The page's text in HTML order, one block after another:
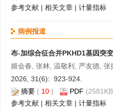
参考文献 | 相关文章 | 计量指标
病例报道
布-加综合征合并PKHD1基因突
姬会春, 张林, 温敬利, 严友德, 张
2026, 31(6): 923-924.
摘要 ( 10 ) PDF
参考文献 | 相关文章 | 计量指标